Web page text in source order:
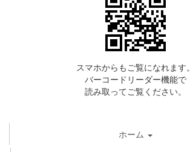
スマホからもご覧になれます。
バーコードリーダー機能で
読み取ってご覧ください。
ホーム